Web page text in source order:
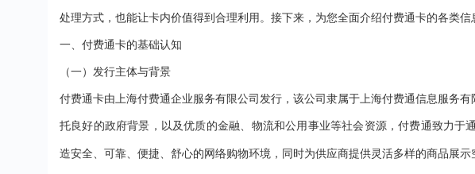
处理方式，也能让卡内价值得到合理利用。接下来，为您全面介绍付费通卡的各类信
一、付费通卡的基础认知
（一）发行主体与背景
付费通卡由上海付费通企业服务有限公司发行，该公司隶属于上海付费通信息服务
托良好的政府背景，以及优质的金融、物流和公用事业等社会资源，付费通致力于
造安全、可靠、便捷、舒心的网络购物环境，同时为供应商提供灵活多样的商品展示